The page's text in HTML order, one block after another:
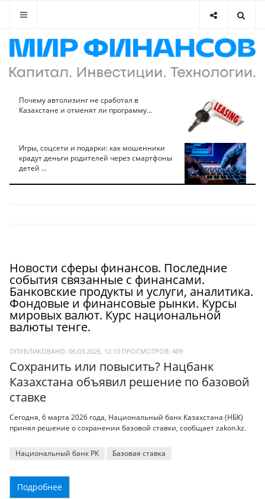
Почему автолизинг не сработал в
Казахстане и отменят ли программу...
Игры, соцсети и подарки: как мошенники
крадут деньги родителей через смартфоны
детей ...
Новости сферы финансов. Последние
события связанные с финансами.
Банковские продукты и услуги, аналитика.
Фондовые и финансовые рынки. Курсы
мировых валют. Курс национальной
валюты тенге.
ОПУБЛИКОВАНО: 06.03.2026, 12:13 ПРОСМОТРОВ: 409
Сохранить или повысить? Нацбанк
Казахстана объявил решение по базовой
ставке
Сегодня, 6 марта 2026 года, Национальный банк Казахстана (НБК)
принял решение о сохранении базовой ставки, сообщает zakon.kz.
Национальный банк РК Базовая ставка
Подробнее